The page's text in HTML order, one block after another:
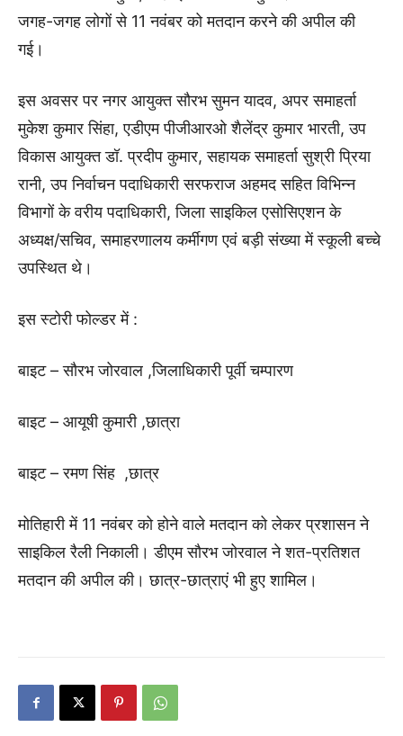
जगह-जगह लोगों से 11 नवंबर को मतदान करने की अपील की
गई।
इस अवसर पर नगर आयुक्त सौरभ सुमन यादव, अपर समाहर्ता
मुकेश कुमार सिंहा, एडीएम पीजीआरओ शैलेंद्र कुमार भारती, उप
विकास आयुक्त डॉ. प्रदीप कुमार, सहायक समाहर्ता सुश्री प्रिया
रानी, उप निर्वाचन पदाधिकारी सरफराज अहमद सहित विभिन्न
विभागों के वरीय पदाधिकारी, जिला साइकिल एसोसिएशन के
अध्यक्ष/सचिव, समाहरणालय कर्मीगण एवं बड़ी संख्या में स्कूली बच्चे
उपस्थित थे।
इस स्टोरी फोल्डर में :
बाइट – सौरभ जोरवाल ,जिलाधिकारी पूर्वी चम्पारण
बाइट – आयूषी कुमारी ,छात्रा
बाइट – रमण सिंह ,छात्र
मोतिहारी में 11 नवंबर को होने वाले मतदान को लेकर प्रशासन ने
साइकिल रैली निकाली। डीएम सौरभ जोरवाल ने शत-प्रतिशत
मतदान की अपील की। छात्र-छात्राएं भी हुए शामिल।